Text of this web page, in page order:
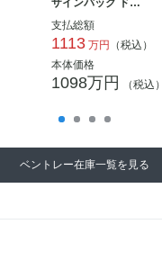
ザインパック ド…
支払総額
1113 万円
（税込）
本体価格
1098万円 （税込）
ベントレー在庫一覧を見る